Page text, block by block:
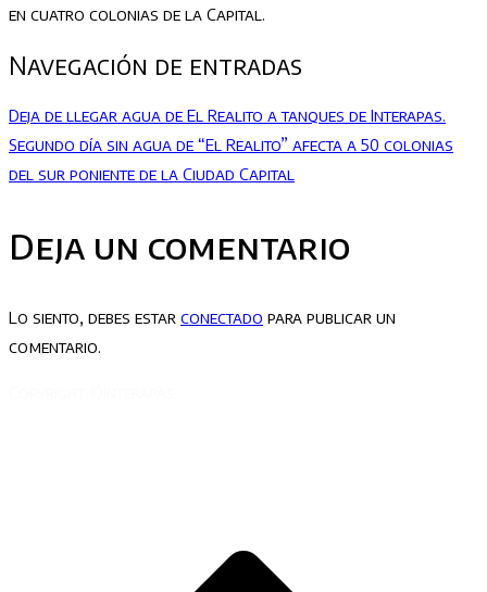
en cuatro colonias de la Capital.
Navegación de entradas
Deja de llegar agua de El Realito a tanques de Interapas.
Segundo día sin agua de “El Realito” afecta a 50 colonias
del sur poniente de la Ciudad Capital
Deja un comentario
Lo siento, debes estar conectado para publicar un
comentario.